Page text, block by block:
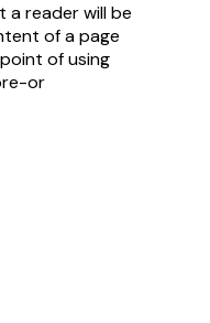
a reader will be
of a page
of using
or